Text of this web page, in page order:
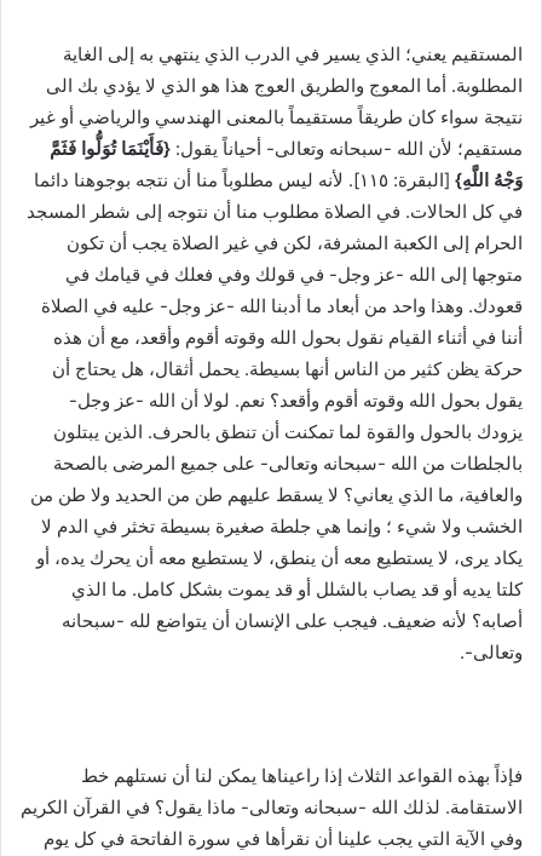
المستقيم يعني؛ الذي يسير في الدرب الذي ينتهي به إلى الغاية
المطلوبة. أما المعوج والطريق العوج هذا هو الذي لا يؤدي بك الى
نتيجة سواء كان طريقاً مستقيماً بالمعنى الهندسي والرياضي أو غير
مستقيم؛ لأن الله -سبحانه وتعالى- أحياناً يقول: {فَأَيْنَمَا تُوَلُّوا فَثَمَّ
وَجْهُ اللَّهِ}
[البقرة: ١١٥]. لأنه ليس مطلوباً منا أن نتجه بوجوهنا دائما
في كل الحالات. في الصلاة مطلوب منا أن نتوجه إلى شطر المسجد
الحرام إلى الكعبة المشرفة، لكن في غير الصلاة يجب أن تكون
متوجها إلى الله -عز وجل- في قولك وفي فعلك في قيامك في
قعودك. وهذا واحد من أبعاد ما أدبنا الله -عز وجل- عليه في الصلاة
أننا في أثناء القيام نقول بحول الله وقوته أقوم وأقعد، مع أن هذه
حركة يظن كثير من الناس أنها بسيطة. يحمل أثقال، هل يحتاج أن
يقول بحول الله وقوته أقوم وأقعد؟ نعم. لولا أن الله -عز وجل-
يزودك بالحول والقوة لما تمكنت أن تنطق بالحرف. الذين يبتلون
بالجلطات من الله -سبحانه وتعالى- على جميع المرضى بالصحة
والعافية، ما الذي يعاني؟ لا يسقط عليهم طن من الحديد ولا طن من
الخشب ولا شيء ؛ وإنما هي جلطة صغيرة بسيطة تخثر في الدم لا
يكاد يرى، لا يستطيع معه أن ينطق، لا يستطيع معه أن يحرك يده، أو
كلتا يديه أو قد يصاب بالشلل أو قد يموت بشكل كامل. ما الذي
أصابه؟ لأنه ضعيف. فيجب على الإنسان أن يتواضع لله -سبحانه
وتعالى-.
فإذاً بهذه القواعد الثلاث إذا راعيناها يمكن لنا أن نستلهم خط
الاستقامة. لذلك الله -سبحانه وتعالى- ماذا يقول؟ في القرآن الكريم
وفي الآية التي يجب علينا أن نقرأها في سورة الفاتحة في كل يوم